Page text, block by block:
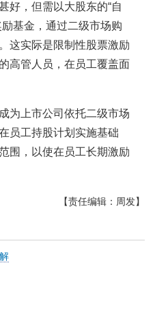
好，但需以大股东的“自
基金，通过二级市场购
这实际是限制性股票激励
高管人员，在员工覆盖面
为上市公司依托二级市场
员工持股计划实施基础
围，以使在员工长期激励
【责任编辑：周发】